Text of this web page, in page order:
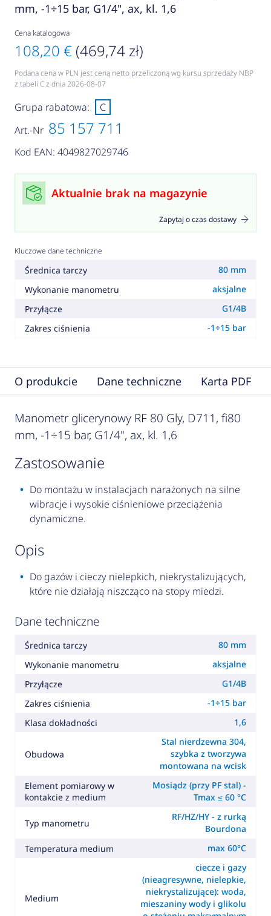
mm, -1÷15 bar, G1/4", ax, kl. 1,6
Cena katalogowa
108,20 € (469,74 zł)
Podana cena w PLN jest ceną netto przeliczoną wg kursu sprzedaży NBP
z tabeli C z dnia 2026-08-07
Art.-Nr 85 157 711
Kod EAN: 4049827029746
Grupa rabatowa: C
Aktualnie brak na magazynie
Zapytaj o czas dostawy
Kluczowe dane techniczne
Średnica tarczy
80 mm
Wykonanie manometru
aksjalne
Przyłącze
G1/4B
Zakres ciśnienia
-1÷15 bar
O produkcie Dane techniczne Karta PDF
Manometr glicerynowy RF 80 Gly, D711, fi80
mm, -1÷15 bar, G1/4", ax, kl. 1,6
zastosowanie
Do montażu w instalacjach narażonych na silne
wibracje i wysokie ciśnieniowe przeciążenia
dynamiczne.
opis
Do gazów i cieczy nielepkich, niekrystalizujących,
które nie działają niszcząco na stopy miedzi.
Dane techniczne
Średnica tarczy
80 mm
Wykonanie manometru
aksjalne
Przyłącze
G1/4B
Zakres ciśnienia
-1÷15 bar
Klasa dokładności
1,6
Obudowa
Stal nierdzewna 304,
szybka z tworzywa
montowana na wcisk
Element pomiarowy w
kontakcie z medium
Mosiądz (przy PF stal) -
Tmax ≤ 60 °C
Typ manometru
RF/HZ/HY - z rurką
Bourdona
Temperatura medium
max 60°C
Medium
ciecze i gazy
(nieagresywne, nielepkie,
niekrystalizujące): woda,
mieszaniny wody i glikolu